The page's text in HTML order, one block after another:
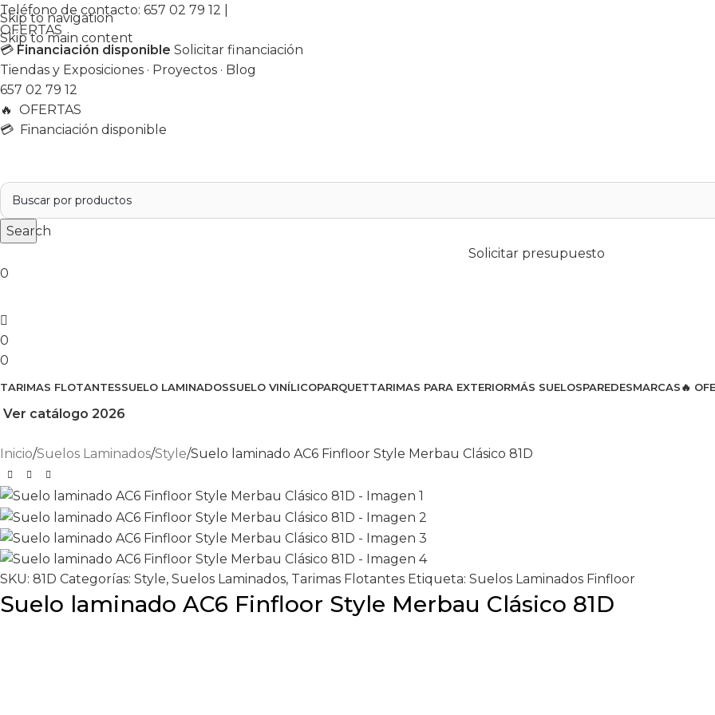
Skip to navigation
Skip to main content
Teléfono de contacto: 657 02 79 12
OFERTAS
💳 Financiación disponible Solicitar financiación
Tiendas y Exposiciones · Proyectos · Blog
657 02 79 12
🔥 OFERTAS
💳 Financiación disponible
Search
Solicitar presupuesto
0
0
0
TARIMAS FLOTANTESSUELO LAMINADOSSUELO VINÍLICOPARQUETTARIMAS PARA EXTERIORMÁS SUELOSPAREDESMARCAS🔥
Ver catálogo 2026
Inicio Suelos Laminados Style Suelo laminado AC6 Finfloor Style Merbau Clásico 81D
SKU: 81D Categorías: Style, Suelos Laminados, Tarimas Flotantes Etiqueta: Suelos Laminados Finfloor
Suelo laminado AC6 Finfloor Style Merbau Clásico 81D